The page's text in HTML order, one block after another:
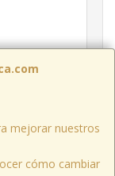
mejorar nuestros
cómo cambiar